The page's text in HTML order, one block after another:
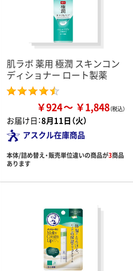
肌ラボ 薬用 極潤 スキンコン
ディショナー ロート製薬
￥924 ￥1,848
お届け日：8月11日（火）
アスクル在庫商品
本体/詰め替え・販売単位違いの商品が3商品
あります